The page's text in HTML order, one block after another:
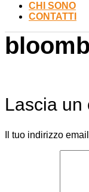
CHI SONO
CONTATTI
Lascia un
Il tuo indirizzo